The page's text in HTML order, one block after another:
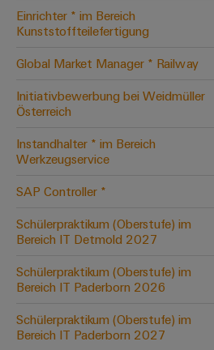
Modifizierte
und
bestückte
Kundenspezifische
Kabelkonfektionierung
Einrichter * im Bereich
Kunststoffteilefertigung
Global Market Manager * Railway
Initiativbewerbung bei Weidmüller
Österreich
Instandhalter * im Bereich
Werkzeugservice
SAP Controller *
Schülerpraktikum (Oberstufe) im
Bereich IT Detmold 2027
Schülerpraktikum (Oberstufe) im
Bereich IT Paderborn 2026
Schülerpraktikum (Oberstufe) im
Bereich IT Paderborn 2027